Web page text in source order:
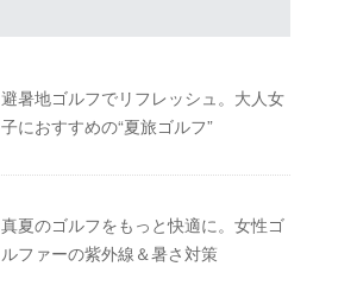
避暑地ゴルフでリフレッシュ。大人女
子におすすめの“夏旅ゴルフ”
真夏のゴルフをもっと快適に。女性ゴ
ルファーの紫外線＆暑さ対策